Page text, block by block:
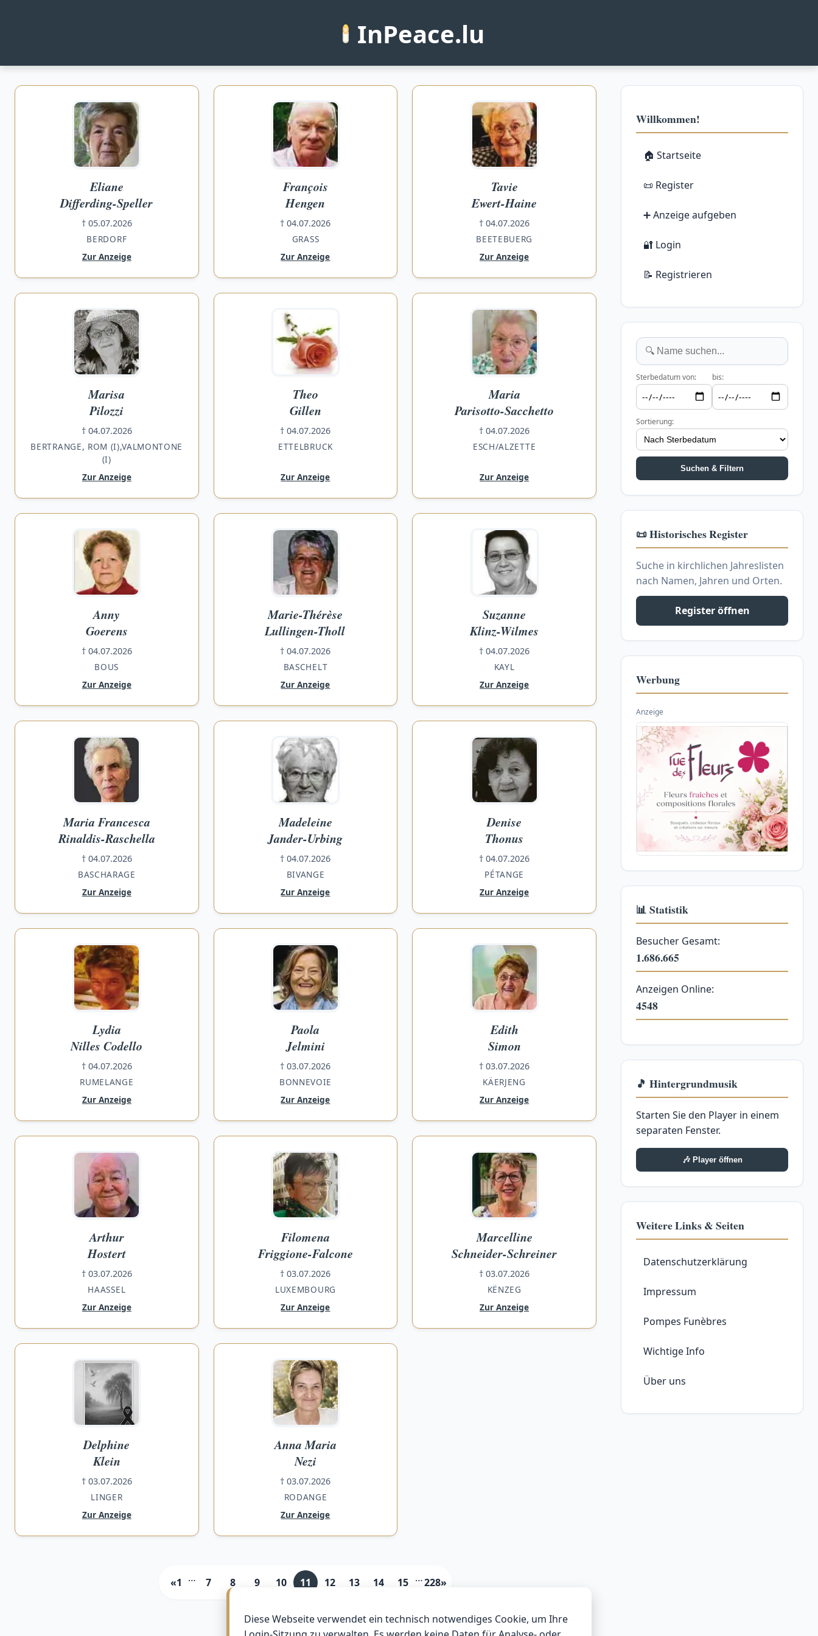
InPeace.lu
Aktuelle Traueranzeigen aus Luxemburg
Eliane
Differding-Speller
† 05.07.2026
BERDORF
Zur Anzeige
François
Hengen
† 04.07.2026
GRASS
Zur Anzeige
Tavie
Ewert-Haine
† 04.07.2026
BEETEBUERG
Zur Anzeige
Marisa
Pilozzi
† 04.07.2026
BERTRANGE, ROM (I),VALMONTONE
(I)
Zur Anzeige
Theo
Gillen
† 04.07.2026
ETTELBRUCK
Zur Anzeige
Maria
Parisotto-Sacchetto
† 04.07.2026
ESCH/ALZETTE
Zur Anzeige
Anny
Goerens
† 04.07.2026
BOUS
Zur Anzeige
Marie-Thérèse
Lullingen-Tholl
† 04.07.2026
BASCHELT
Zur Anzeige
Suzanne
Klinz-Wilmes
† 04.07.2026
KAYL
Zur Anzeige
Maria Francesca
Rinaldis-Raschella
† 04.07.2026
BASCHARAGE
Zur Anzeige
Madeleine
Jander-Urbing
† 04.07.2026
BIVANGE
Zur Anzeige
Denise
Thonus
† 04.07.2026
PÉTANGE
Zur Anzeige
Lydia
Nilles Codello
† 04.07.2026
RUMELANGE
Zur Anzeige
Paola
Jelmini
† 03.07.2026
BONNEVOIE
Zur Anzeige
Edith
Simon
† 03.07.2026
KÄERJENG
Zur Anzeige
Arthur
Hostert
† 03.07.2026
HAASSEL
Zur Anzeige
Filomena
Friggione-Falcone
† 03.07.2026
LUXEMBOURG
Zur Anzeige
Marcelline
Schneider-Schreiner
† 03.07.2026
KËNZEG
Zur Anzeige
Delphine
Klein
† 03.07.2026
LINGER
Zur Anzeige
Anna Maria
Nezi
† 03.07.2026
RODANGE
Zur Anzeige
«1 … 7 8 9 10 11 12 13 14 15 …228»
Willkommen!
🏠 Startseite
📜 Register
➕ Anzeige aufgeben
🔐 Login
📝 Registrieren
Sterbedatum von: bis:
Sortierung:
Suchen & Filtern
📜 Historisches Register
Suche in kirchlichen Jahreslisten
nach Namen, Jahren und Orten.
Register öffnen
Werbung
Anzeige
📊 Statistik
Besucher Gesamt:
1.686.665
Anzeigen Online:
4548
🎵 Hintergrundmusik
Starten Sie den Player in einem
separaten Fenster.
🎶 Player öffnen
Weitere Links & Seiten
Datenschutzerklärung
Impressum
Pompes Funèbres
Wichtige Info
Über uns
Diese Webseite verwendet ein technisch notwendiges Cookie, um Ihre